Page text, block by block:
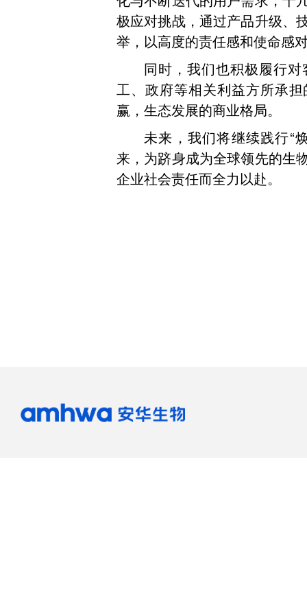
极应对挑战，通过产品升级、
举，以高度的责任感和使命感
同时，我们也积极履行
工、政府等相关利益方所承
赢，生态发展的商业格局。
未来，我们将继续践行“
来，为跻身成为全球领先的生
企业社会责任而全力以赴。